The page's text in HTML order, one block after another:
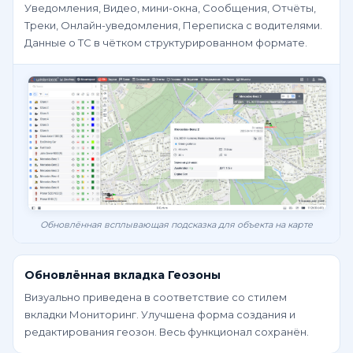
Уведомления, Видео, мини-окна, Сообщения, Отчёты,
Треки, Онлайн-уведомления, Переписка с водителями.
Данные о ТС в чётком структурированном формате.
Обновлённая всплывающая подсказка для объекта на карте
Обновлённая вкладка Геозоны
Визуально приведена в соответствие со стилем
вкладки Мониторинг. Улучшена форма создания и
редактирования геозон. Весь функционал сохранён.